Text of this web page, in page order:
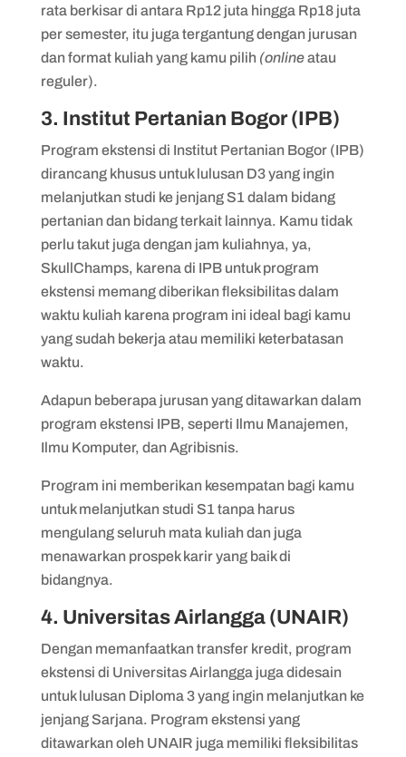
rata berkisar di antara Rp12 juta hingga Rp18 juta
per semester, itu juga tergantung dengan jurusan
dan format kuliah yang kamu pilih (onlineatau
reguler).
3. Institut Pertanian Bogor (IPB)
Program ekstensi di Institut Pertanian Bogor (IPB)
dirancang khusus untuk lulusan D3 yang ingin
melanjutkan studi ke jenjang S1 dalam bidang
pertanian dan bidang terkait lainnya. Kamu tidak
perlu takut juga dengan jam kuliahnya, ya,
SkullChamps, karena di IPB untuk program
ekstensi memang diberikan fleksibilitas dalam
waktu kuliah karena program ini ideal bagi kamu
yang sudah bekerja atau memiliki keterbatasan
waktu.
Adapun beberapa jurusan yang ditawarkan dalam
program ekstensi IPB, seperti Ilmu Manajemen,
Ilmu Komputer, dan Agribisnis.
Program ini memberikan kesempatan bagi kamu
untuk melanjutkan studi S1 tanpa harus
mengulang seluruh mata kuliah dan juga
menawarkan prospek karir yang baik di
bidangnya.
4. Universitas Airlangga (UNAIR)
Dengan memanfaatkan transfer kredit, program
ekstensi di Universitas Airlangga juga didesain
untuk lulusan Diploma 3 yang ingin melanjutkan ke
jenjang Sarjana. Program ekstensi yang
ditawarkan oleh UNAIR juga memiliki fleksibilitas